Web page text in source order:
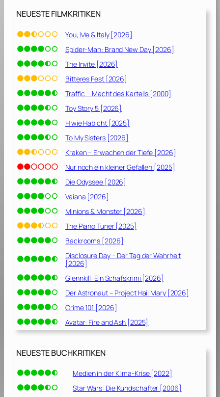
c
e
2
0
2
]
NEUESTE FILMKRITIKEN
You, Me & Italy [2026]
Spider-Man: Brand New Day [2026]
The Invite [2026]
Bitteres Fest [2026]
Traffic – Macht des Kartells [2000]
Toy Story 5 [2026]
H wie Habicht [2025]
To My Sisters [2026]
Kraken – Erwachen der Tiefe [2026]
Nur noch ein kleiner Gefallen [2025]
Die Odyssee [2026]
Vaiana [2026]
Minions & Monster [2026]
The Piano Tuner [2025]
Backrooms [2026]
Disclosure Day – Der Tag der Wahrheit
[2026]
Glennkill: Ein Schafskrimi [2026]
Der Astronaut – Project Hail Mary [2026]
Crime 101 [2026]
Avatar: Fire and Ash [2025]
NEUESTE BUCHKRITIKEN
Medien in der Klima-Krise [2022]
Star Wars: Die Kundschafter [2006]